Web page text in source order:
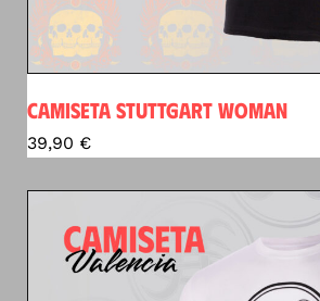
CAMISETA STUTTGART WOMAN
39,90 €